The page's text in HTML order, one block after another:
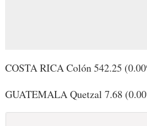
COSTA RICA Colón 542.25
GUATEMALA Quetzal 7.68